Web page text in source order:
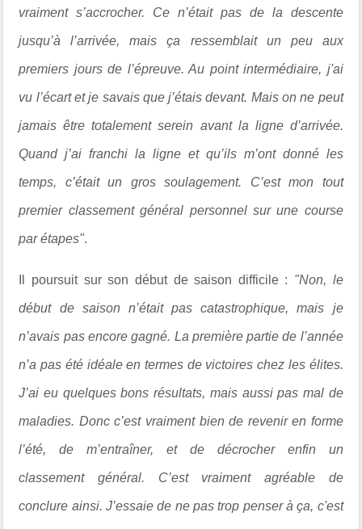
vraiment s’accrocher. Ce n’était pas de la descente
jusqu’à l’arrivée, mais ça ressemblait un peu aux
premiers jours de l’épreuve. Au point intermédiaire, j'ai
vu l’écart et je savais que j’étais devant. Mais on ne peut
jamais être totalement serein avant la ligne d’arrivée.
Quand j’ai franchi la ligne et qu’ils m’ont donné les
temps, c’était un gros soulagement. C’est mon tout
premier classement général personnel sur une course
par étapes".
Il poursuit sur son début de saison difficile : "Non, le
début de saison n’était pas catastrophique, mais je
n’avais pas encore gagné. La première partie de l’année
n’a pas été idéale en termes de victoires chez les élites.
J’ai eu quelques bons résultats, mais aussi pas mal de
maladies. Donc c’est vraiment bien de revenir en forme
l’été, de m’entraîner, et de décrocher enfin un
classement général. C’est vraiment agréable de
conclure ainsi. J’essaie de ne pas trop penser à ça, c'est